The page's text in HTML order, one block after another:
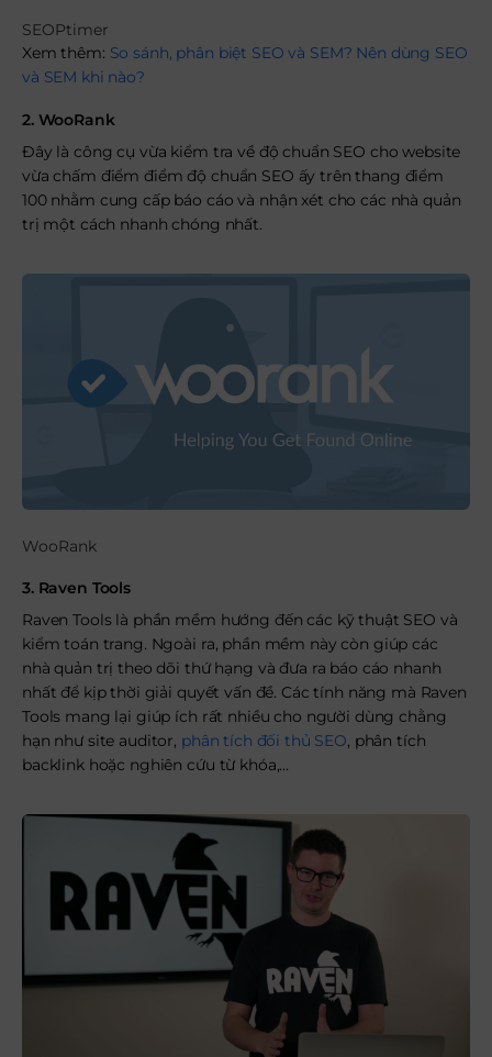
SEOPtimer
Xem thêm: So sánh, phân biệt SEO và SEM? Nên dùng SEO
và SEM khi nào?
2. WooRank
Đây là công cụ vừa kiểm tra về độ chuẩn SEO cho website
vừa chấm điểm điểm độ chuẩn SEO ấy trên thang điểm
100 nhằm cung cấp báo cáo và nhận xét cho các nhà quản
trị một cách nhanh chóng nhất.
WooRank
3. Raven Tools
Raven Tools là phần mềm hướng đến các kỹ thuật SEO và
kiểm toán trang. Ngoài ra, phần mềm này còn giúp các
nhà quản trị theo dõi thứ hạng và đưa ra báo cáo nhanh
nhất để kịp thời giải quyết vấn đề. Các tính năng mà Raven
Tools mang lại giúp ích rất nhiều cho người dùng chằng
hạn như site auditor, phân tích đối thủ SEO, phân tích
backlink hoặc nghiên cứu từ khóa,…